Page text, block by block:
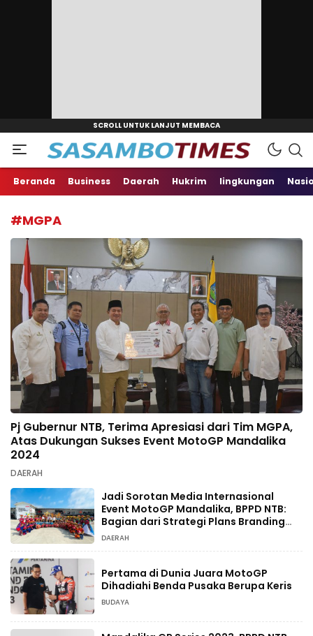
sasambotimes.com
Aktual, Tajam dan Terpercaya
Beranda Business Daerah Hukrim lingkungan
#MGPA
Pj Gubernur NTB, Terima Apresiasi dari Tim MGPA,
Atas Dukungan Sukses Event MotoGP Mandalika
2024
DAERAH
Jadi Sorotan Media Internasional
Event MotoGP Mandalika, BPPD NTB:
Bagian dari Strategi Plans Branding
Promosi Pariwisata Nusantara Lombok
DAERAH
Pertama di Dunia Juara MotoGP
Dihadiahi Benda Pusaka Berupa Keris
BUDAYA